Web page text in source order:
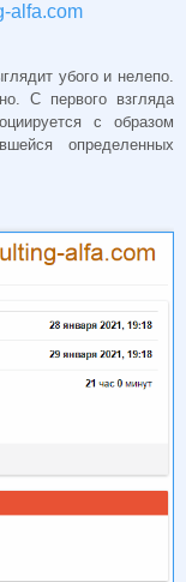
alfa.com
убого и нелепо.
С первого взгляда
с образом
определенных